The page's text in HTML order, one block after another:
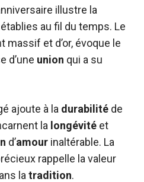
illustre la
établies au fil du temps. Le
massif et d’or, évoque le
d’une union qui a su
ajoute à la durabilité de
la longévité et
d’amour inaltérable. La
rappelle la valeur
la tradition.